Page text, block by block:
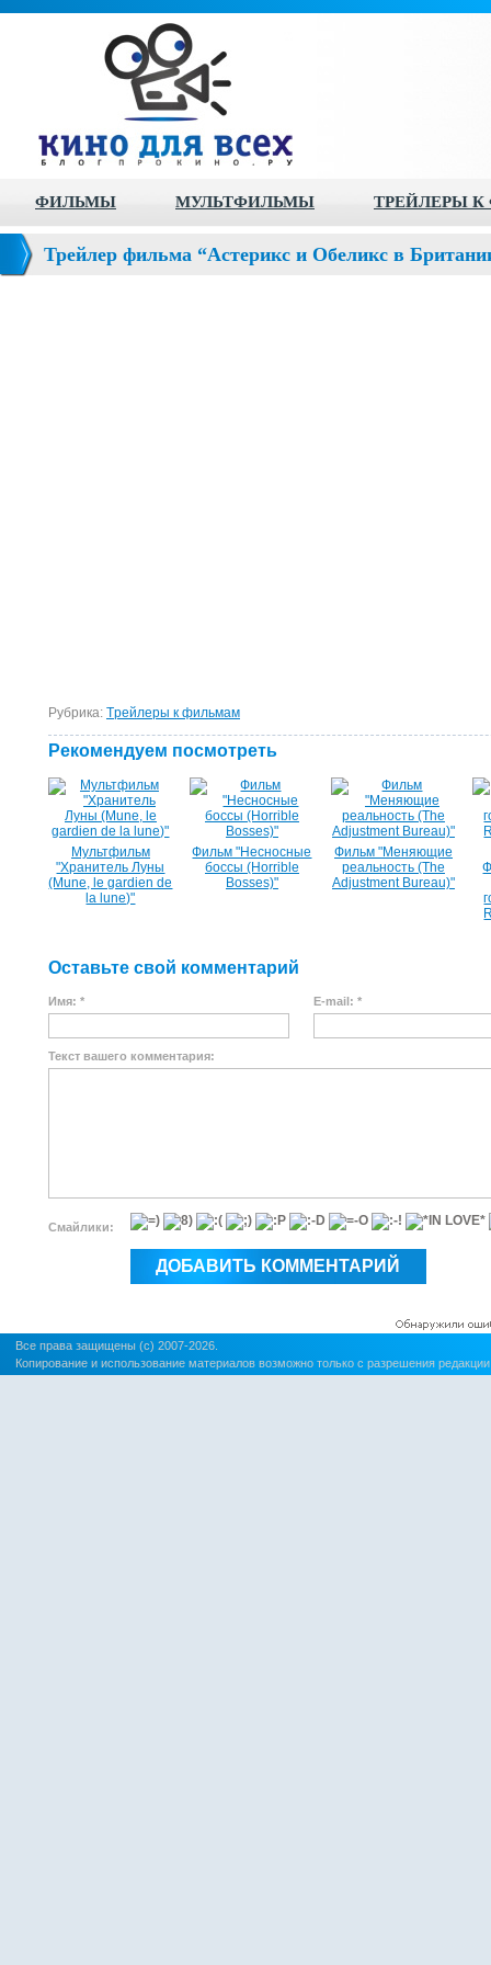
ФИЛЬМЫ МУЛЬТФИЛЬМЫ ТРЕЙЛЕРЫ
Трейлер фильма “Астерикс и Обеликс в
Рубрика: Tрейлеры к фильмам
Рекомендуем посмотреть
Мультфильм
"Хранитель Луны
(Mune, le gardien de
la lune)"
Фильм "Несносные
боссы (Horrible
Bosses)"
Фильм "Меняющие
реальность (The
Adjustment Bureau)"
Оставьте свой комментарий
Имя: * E-mail: *
Текст вашего комментария:
Смайлики:
Все права защищены (c) 2007-2026.
Копирование и использование материалов возможно только с разрешения